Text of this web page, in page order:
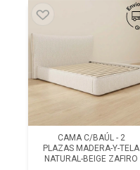
CAMA C/BAÚL - 2
PLAZAS MADERA-Y-TELA
NATURAL-BEIGE ZAFIRO